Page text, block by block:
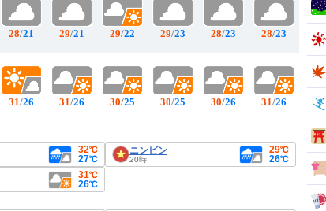
28/21
31/26
29/21
31/26
29/22
30/25
29/23
30/25
28/23
30/26
28/23
31/26
32℃
27℃
ニンビン
20時
29℃
26℃
31℃
26℃